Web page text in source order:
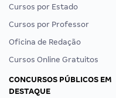
Cursos por Estado
Cursos por Professor
Oficina de Redação
Cursos Online Gratuitos
CONCURSOS PÚBLICOS EM
DESTAQUE